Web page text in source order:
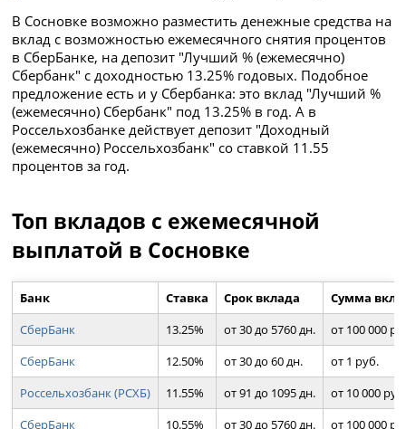
В Сосновке возможно разместить денежные средства на
вклад с возможностью ежемесячного снятия процентов
в СберБанке, на депозит "Лучший % (ежемесячно)
Сбербанк" с доходностью 13.25% годовых. Подобное
предложение есть и у Сбербанка: это вклад "Лучший %
(ежемесячно) Сбербанк" под 13.25% в год. А в
Россельхозбанке действует депозит "Доходный
(ежемесячно) Россельхозбанк" со ставкой 11.55
процентов за год.
Топ вкладов с ежемесячной
выплатой в Сосновке
Банк Ставка Срок вклада
Сумма
СберБанк
13.25% от 30 до 5760 дн.
от 100 000
СберБанк
12.50% от 30 до 60 дн.
от 1 руб.
Россельхозбанк (РСХБ)
11.55% от 91 до 1095 дн.
от 10 000
СберБанк
10.55% от 30 до 5760 дн. от 100 000